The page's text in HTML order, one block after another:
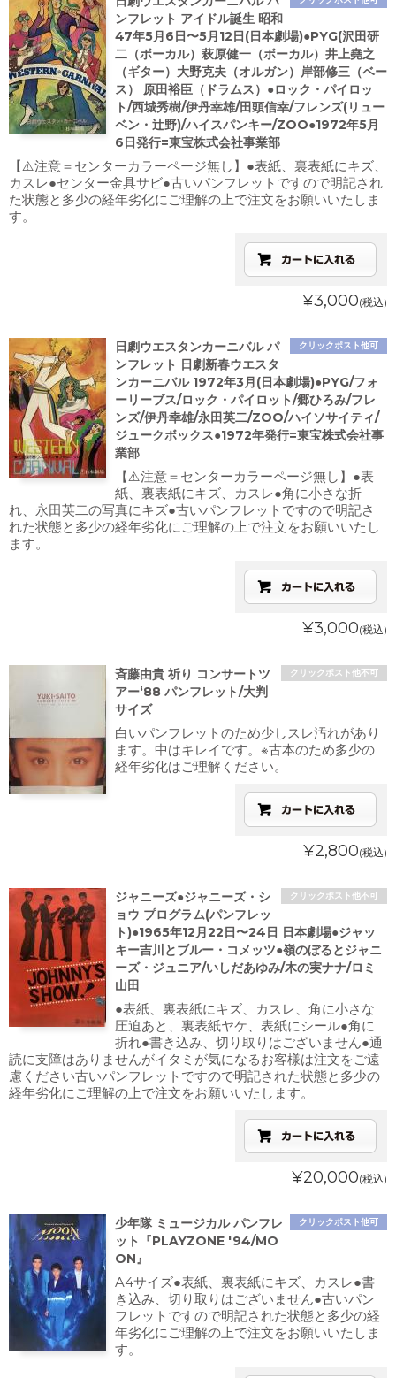
ンフレット アイドル誕生 昭和
47年5月6日〜5月12日(日本劇場)●PYG(沢田研
二（ボーカル）萩原健一（ボーカル）井上堯之
（ギター）大野克夫（オルガン）岸部修三（ベー
ス） 原田裕臣（ドラムス）●ロック・パイロッ
ト/西城秀樹/伊丹幸雄/田頭信幸/フレンズ(リュー
ベン・辻野)/ハイスパンキー/ZOO●1972年5月
6日発行=東宝株式会社事業部
【⚠️注意＝センターカラーページ無し】●表紙、裏表紙にキズ、
カスレ●センター金具サビ●古いパンフレットですので明記され
た状態と多少の経年劣化にご理解の上で注文をお願いいたしま
す。
¥3,000(税込)
クリックポスト他可
日劇ウエスタンカーニバル パ
ンフレット 日劇新春ウエスタ
ンカーニバル 1972年3月(日本劇場)●PYG/フォ
ーリーブス/ロック・パイロット/郷ひろみ/フレ
ンズ/伊丹幸雄/永田英二/ZOO/ハイソサイティ/
ジュークボックス●1972年発行=東宝株式会社事
業部
【⚠️注意＝センターカラーページ無し】●表
紙、裏表紙にキズ、カスレ●角に小さな折
れ、永田英二の写真にキズ●古いパンフレットですので明記さ
れた状態と多少の経年劣化にご理解の上で注文をお願いいたし
ます。
¥3,000(税込)
クリックポスト他不可
斉藤由貴 祈り コンサートツ
アー‘88 パンフレット/大判
サイズ
白いパンフレットのため少しスレ汚れがあり
ます。中はキレイです。※古本のため多少の
経年劣化はご理解ください。
¥2,800(税込)
クリックポスト他不可
ジャニーズ●ジャニーズ・シ
ョウ プログラム(パンフレッ
ト)●1965年12月22日〜24日 日本劇場●ジャッ
キー吉川とブルー・コメッツ●嶺のぼるとジャニ
ーズ・ジュニア/いしだあゆみ/木の実ナナ/ロミ
山田
●表紙、裏表紙にキズ、カスレ、角に小さな
圧迫あと、裏表紙ヤケ、表紙にシール●角に
折れ●書き込み、切り取りはございません●通
読に支障はありませんがイタミが気になるお客様は注文をご遠
慮ください古いパンフレットですので明記された状態と多少の
経年劣化にご理解の上で注文をお願いいたします。
¥20,000(税込)
クリックポスト他可
少年隊 ミュージカル パンフレ
ット『PLAYZONE '94/MO
ON』
A4サイズ●表紙、裏表紙にキズ、カスレ●書
き込み、切り取りはございません●古いパン
フレットですので明記された状態と多少の経
年劣化にご理解の上で注文をお願いいたしま
す。